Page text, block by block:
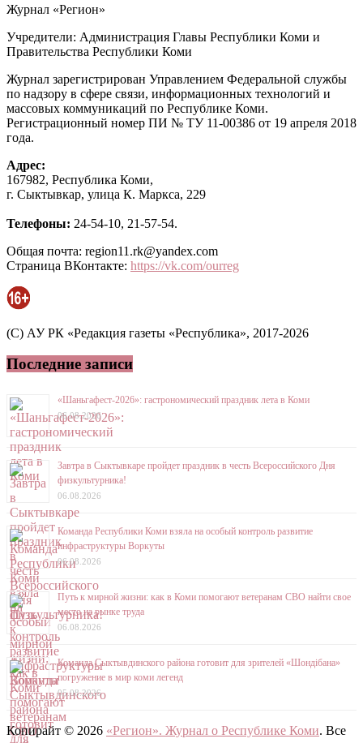
Журнал «Регион»
Учредители: Администрация Главы Республики Коми и
Правительства Республики Коми
Журнал зарегистрирован Управлением Федеральной службы
по надзору в сфере связи, информационных технологий и
массовых коммуникаций по Республике Коми.
Регистрационный номер ПИ № ТУ 11-00386 от 19 апреля 2018
года.
Адрес:
167982, Республика Коми,
г. Сыктывкар, улица К. Маркса, 229
Телефоны: 24-54-10, 21-57-54.
Общая почта: region11.rk@yandex.com
Страница ВКонтакте: https://vk.com/ourreg
(C) АУ РК «Редакция газеты «Республика», 2017-2026
Последние записи
«Шаньгафест-2026»: гастрономический праздник лета в Коми
06.08.2026
Завтра в Сыктывкаре пройдет праздник в честь Всероссийского Дня
физкультурника!
06.08.2026
Команда Республики Коми взяла на особый контроль развитие
инфраструктуры Воркуты
06.08.2026
Путь к мирной жизни: как в Коми помогают ветеранам СВО найти свое
место на рынке труда
06.08.2026
Команда Сыктывдинского района готовит для зрителей «Шондібана»
погружение в мир коми легенд
05.08.2026
Копирайт © 2026 «Регион». Журнал о Республике Коми. Все